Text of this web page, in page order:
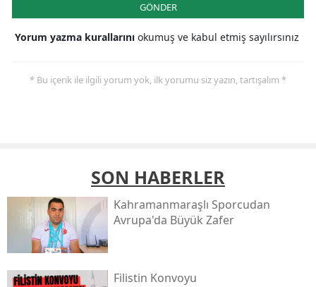
GÖNDER
Yorum yazma kurallarını okumuş ve kabul etmiş sayılırsınız
* Bu içerik ile ilgili yorum yok, ilk yorumu siz yazın, tartışalım *
SON HABERLER
Kahramanmaraşlı Sporcudan
Avrupa'da Büyük Zafer
Filistin Konvoyu